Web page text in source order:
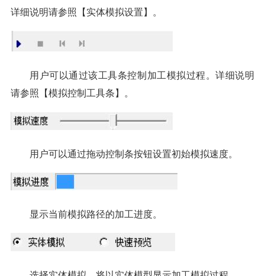
详细说明请参照【实体模拟设置】。
用户可以通过该工具条控制加工模拟过程。详细说明
请参照【模拟控制工具条】。
用户可以通过拖动控制条按钮设置初始模拟速度。
显示当前模拟路径的加工进度。